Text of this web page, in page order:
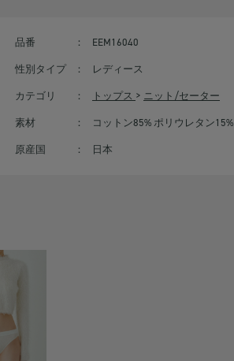
品番 ：
EEM16040
性別タイプ
：
レディース
カテゴリ
： トップス > ニット/セーター
素材
：
コットン85% ポリウレタン15%
原産国
： 日本